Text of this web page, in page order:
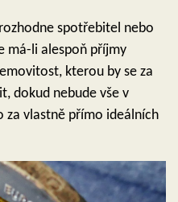
spotřebitel nebo
má-li alespoň příjmy
kterou by se za
dokud nebude vše v
za vlastně přímo ideálních